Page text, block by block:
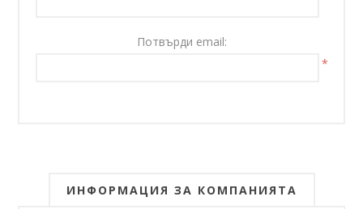
Потвърди email:
*
ИНФОРМАЦИЯ ЗА КОМПАНИЯТА